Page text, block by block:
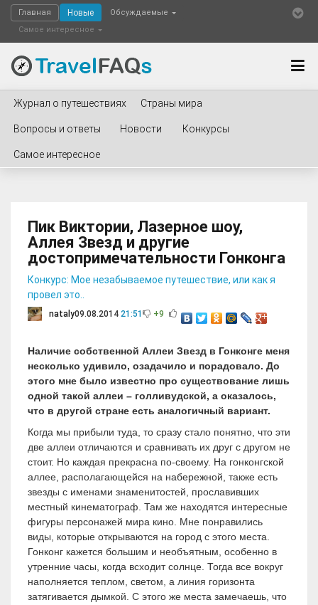
Главная Новые
Обсуждаемые
Самое интересное
Журнал о путешествиях Страны мира
Вопросы и ответы Новости Конкурсы
Самое интересное
Пик Виктории, Лазерное шоу,
Аллея Звезд и другие
достопримечательности Гонконга
Конкурс: Мое незабываемое путешествие, или как я
провел это..
nataly09.08.2014 21:51 +9
Наличие собственной Аллеи Звезд в Гонконге меня
несколько удивило, озадачило и порадовало. До
этого мне было известно про существование лишь
одной такой аллеи – голливудской, а оказалось,
что в другой стране есть аналогичный вариант.
Когда мы прибыли туда, то сразу стало понятно, что эти
две аллеи отличаются и сравнивать их друг с другом не
стоит. Но каждая прекрасна по-своему. На гонконгской
аллее, располагающейся на набережной, также есть
звезды с именами знаменитостей, прославивших
местный кинематограф. Там же находятся интересные
фигуры персонажей мира кино. Мне понравились
виды, которые открываются на город с этого места.
Гонконг кажется большим и необъятным, особенно в
утренние часы, когда всходит солнце. Тогда все вокруг
наполняется теплом, светом, а линия горизонта
затягивается дымкой. С этого же места замечаешь, что